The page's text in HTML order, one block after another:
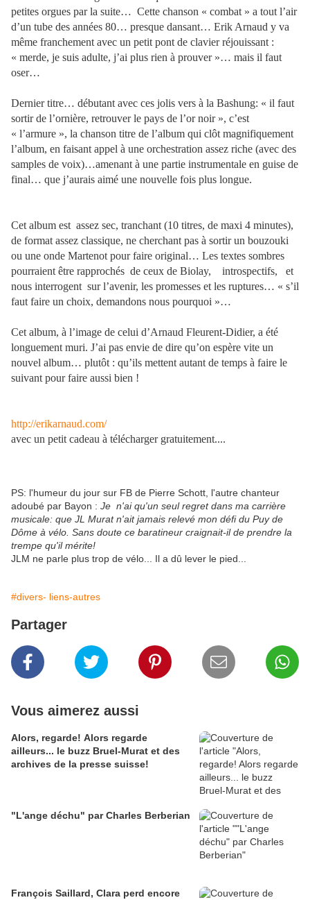
petites orgues par la suite… Cette chanson « combat » a tout l’air
d’un tube des années 80… presque dansant… Erik Arnaud y va
même franchement avec un petit pont de clavier réjouissant :
« merde, je suis adulte, j’ai plus rien à prouver »… mais il faut
oser…
Dernier titre… débutant avec ces jolis vers à la Bashung: « il faut
sortir de l’ornière, retrouver le pays de l’or noir », c’est
« l’armure », la chanson titre de l’album qui clôt magnifiquement
l’album, en faisant appel à une orchestration assez riche (avec des
samples de voix)…amenant à une partie instrumentale en guise de
final… que j’aurais aimé une nouvelle fois plus longue.
Cet album est assez sec, tranchant (10 titres, de maxi 4 minutes),
de format assez classique, ne cherchant pas à sortir un bouzouki
ou une onde Martenot pour faire original… Les textes sombres
pourraient être rapprochés de ceux de Biolay, introspectifs,
et
nous interrogent sur l’avenir, les promesses et les ruptures… « s’il
faut faire un choix, demandons nous pourquoi »…
Cet album, à l’image de celui d’Arnaud Fleurent-Didier, a été
longuement muri. J’ai pas envie de dire qu’on espère vite un
nouvel album… plutôt : qu’ils mettent autant de temps à faire le
suivant pour faire aussi bien !
http://erikarnaud.com/
avec un petit cadeau à télécharger gratuitement....
PS: l'humeur du jour sur FB de Pierre Schott, l'autre chanteur
adoubé par Bayon : Je n'ai qu'un seul regret dans ma carrière
musicale: que JL Murat n'ait jamais relevé mon défi du Puy de
Dôme à vélo. Sans doute ce baratineur craignait-il de prendre la
trempe qu'il mérite!
JLM ne parle plus trop de vélo... Il a dû lever le pied...
#divers- liens-autres
Partager
Vous aimerez aussi
Alors, regarde! Alors regarde
ailleurs... le buzz Bruel-Murat et des
archives de la presse suisse!
"L'ange déchu" par Charles Berberian
François Saillard, Clara perd encore